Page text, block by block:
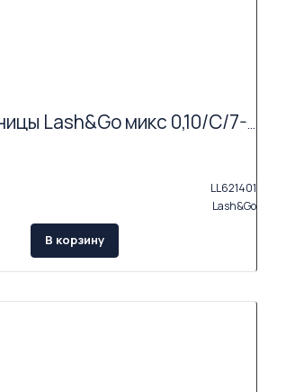
Черные ресницы Lash&Go микс 0,10/C/7-14 mm (16 линий)
LL621401
Lash&Go
В корзину